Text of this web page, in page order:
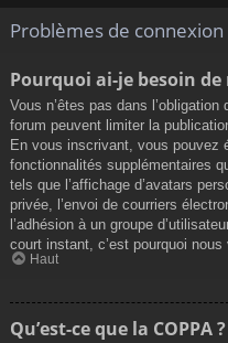
Problèmes de connexion
Pourquoi ai-je besoin de
Vous n’êtes pas dans
forum peuvent limiter la
En vous inscrivant, vous pouvez
fonctionnalités supplémentaires
tels que l’affichage d’avatars
privée, l’envoi de courriers
l’adhésion à un groupe
court instant, c’est pourquoi
Haut
Qu’est-ce que la COPPA ?